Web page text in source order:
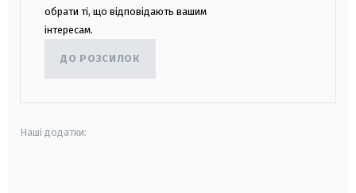
обрати ті, що відповідають вашим
інтересам.
ДО РОЗСИЛОК
Наші додатки: